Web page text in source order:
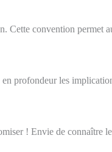
convention permet
profondeur les
! Envie de connaître